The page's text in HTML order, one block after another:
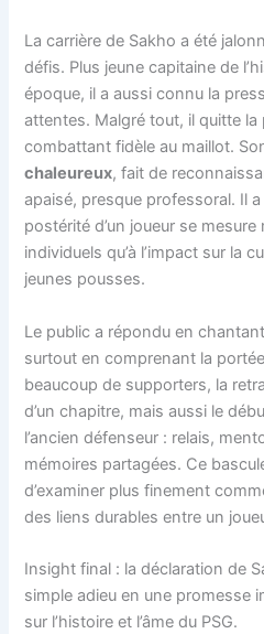
La carrière de Sakho a été
défis. Plus jeune capitaine de
époque, il a aussi connu la
attentes. Malgré tout, il quitte
combattant fidèle au maillot.
chaleureux, fait de
apaisé, presque professoral. Il
postérité d’un joueur se
individuels qu’à l’impact sur la
jeunes pousses.
Le public a répondu en
surtout en comprenant la
beaucoup de supporters, la
d’un chapitre, mais aussi le
l’ancien défenseur : relais,
mémoires partagées. Ce
d’examiner plus finement
des liens durables entre un
Insight final : la déclaration de
simple adieu en une promesse
sur l’histoire et l’âme du PSG.